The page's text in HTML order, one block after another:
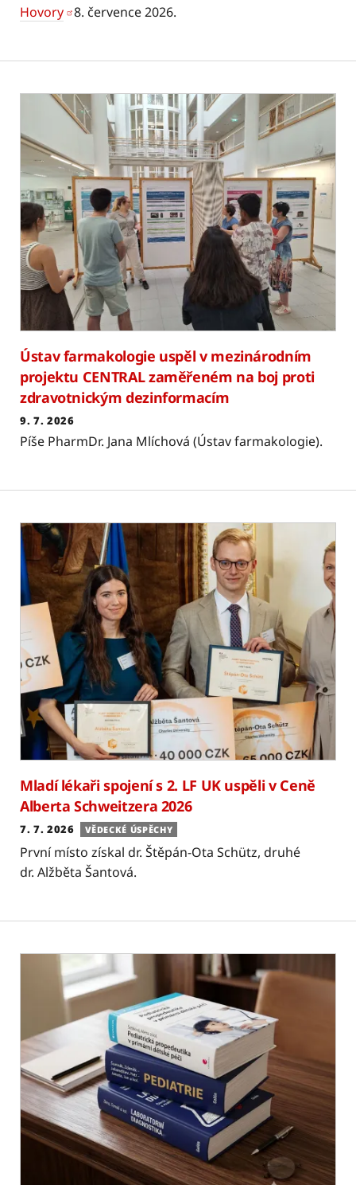
Hovory 8. července 2026.
Ústav farmakologie uspěl v mezinárodním
projektu CENTRAL zaměřeném na boj proti
zdravotnickým dezinformacím
9. 7. 2026
Píše PharmDr. Jana Mlíchová (Ústav farmakologie).
Mladí lékaři spojení s 2. LF UK uspěli v Ceně
Alberta Schweitzera 2026
7. 7. 2026 VĚDECKÉ ÚSPĚCHY
První místo získal dr. Štěpán-Ota Schütz, druhé
dr. Alžběta Šantová.